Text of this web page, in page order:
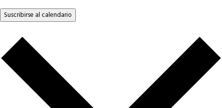
Suscribirse al calendario